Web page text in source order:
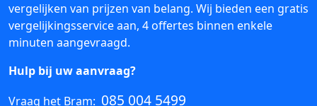
vergelijken van prijzen van belang. Wij bieden een gratis
vergelijkingsservice aan, 4 offertes binnen enkele
minuten aangevraagd.
Hulp bij uw aanvraag?
Vraag het Bram: 085 004 5499